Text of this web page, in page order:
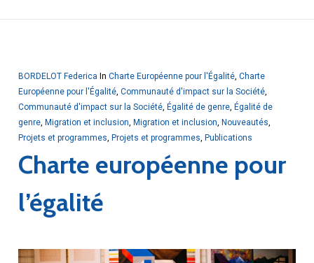
BORDELOT Federica In Charte Européenne pour l'Égalité, Charte
Européenne pour l'Égalité, Communauté d'impact sur la Société,
Communauté d'impact sur la Société, Égalité de genre, Égalité de
genre, Migration et inclusion, Migration et inclusion, Nouveautés,
Projets et programmes, Projets et programmes, Publications
Charte européenne pour
l’égalité